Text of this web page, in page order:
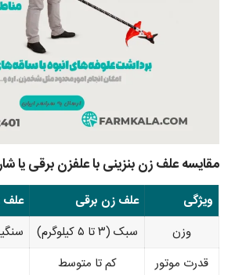
مقایسه علف زن بنزینی با علفزن برقی یا
ویژگی علف زن برقی
علف
وزن
سبک (۳ تا ۵ کیلوگرم)
سنگین‌تر
قدرت موتور
کم تا متوسط